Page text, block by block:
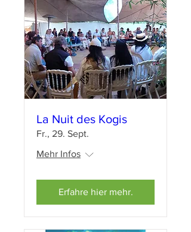
La Nuit des Kogis
Fr., 29. Sept.
Mehr Infos
Erfahre hier mehr.